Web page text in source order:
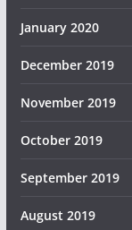
January 2020
December 2019
November 2019
October 2019
September 2019
August 2019